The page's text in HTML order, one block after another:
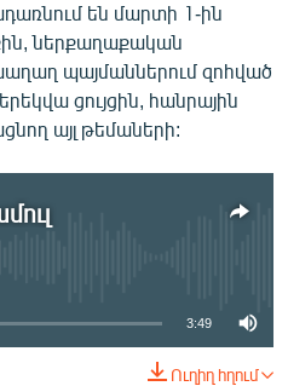
են մարտի 1-ին
ներքաղաքական
պայմաններում զոհված
ցույցին, հանրային
այլ թեմաների:
currently available
3:49
Ուղիղ հղում